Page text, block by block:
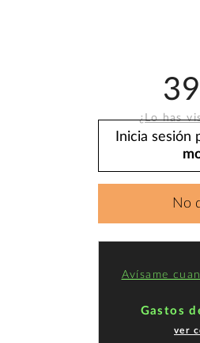
¿Lo has
Inicia sesión
No
Avísame
Gastos
ver